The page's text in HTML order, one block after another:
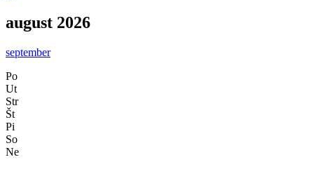
august 2026
september
Po
Ut
Str
Št
Pi
So
Ne